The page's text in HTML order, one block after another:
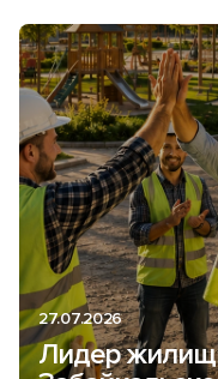
27.07.2026
Лидер